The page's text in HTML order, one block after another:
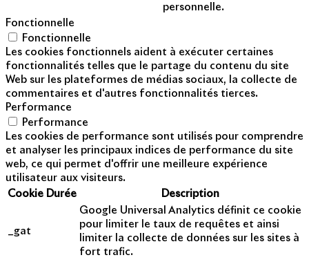
personnelle.
Fonctionnelle
Fonctionnelle
Les cookies fonctionnels aident à exécuter certaines
fonctionnalités telles que le partage du contenu du site
Web sur les plateformes de médias sociaux, la collecte de
commentaires et d'autres fonctionnalités tierces.
Performance
Performance
Les cookies de performance sont utilisés pour comprendre
et analyser les principaux indices de performance du site
web, ce qui permet d'offrir une meilleure expérience
utilisateur aux visiteurs.
Cookie Durée Description
_gat
Google Universal Analytics définit ce cookie
pour limiter le taux de requêtes et ainsi
limiter la collecte de données sur les sites à
fort trafic.